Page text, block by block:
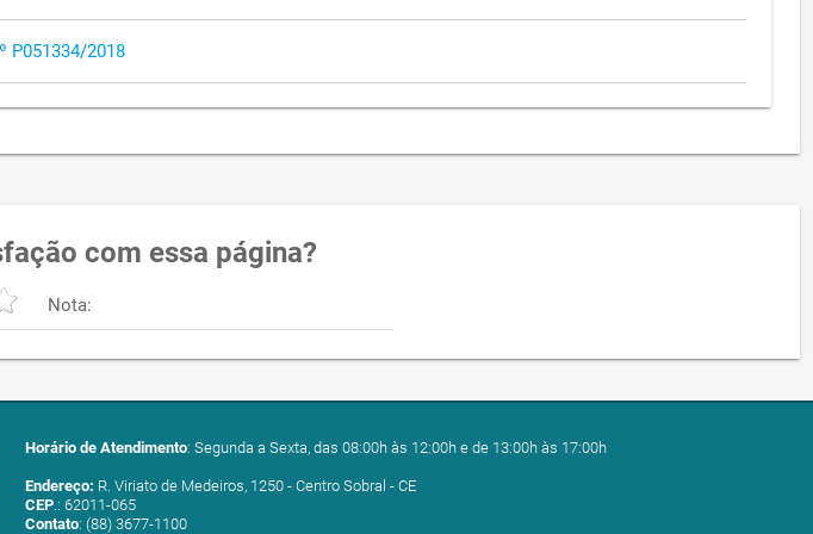
P051334/2018
com essa página?
Nota:
Horário de Atendimento: Segunda a Sexta, das 08:00h às 12:00h e de 13:00h às 17:00h
Endereço: R. Viriato de Medeiros, 1250 - Centro Sobral - CE
CEP.: 62011-065
Contato: (88) 3677-1100